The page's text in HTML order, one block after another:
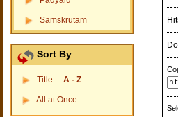
Samskrutam
Sort By
Title A - Z
All at Once